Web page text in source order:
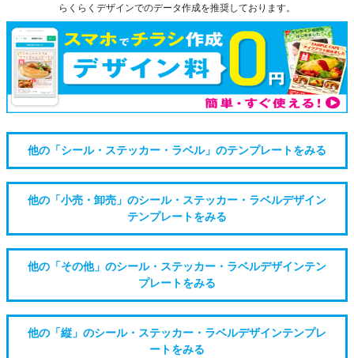
らくらくデザインでのデータ作成を推奨しております。
他の「シール・ステッカー・ラベル」のテンプレートをみる
他の「小売・卸売」のシール・ステッカー・ラベルデザイン
テンプレートをみる
他の「その他」のシール・ステッカー・ラベルデザインテン
プレートをみる
他の「縦」のシール・ステッカー・ラベルデザインテンプレ
ートをみる